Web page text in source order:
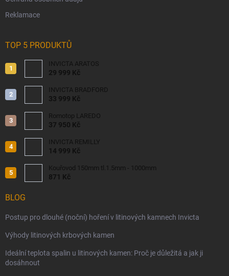
Reklamace
TOP 5 PRODUKTŮ
INVICTA ARATOS
29 999 Kč
INVICTA BRADFORD
33 999 Kč
Romotop LAREDO
37 950 Kč
INVICTA REMILLY
14 999 Kč
Kouřovod 150mm tl.1.5mm - 1000mm
871 Kč
BLOG
Postup pro dlouhé (noční) hoření v litinových kamnech Invicta
Výhody litinových krbových kamen
Ideální teplota spalin u litinových kamen: Proč je důležitá a jak ji
dosáhnout